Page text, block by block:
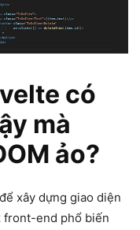
có
mà
ảo?
xây dựng giao diện
front-end phổ biến